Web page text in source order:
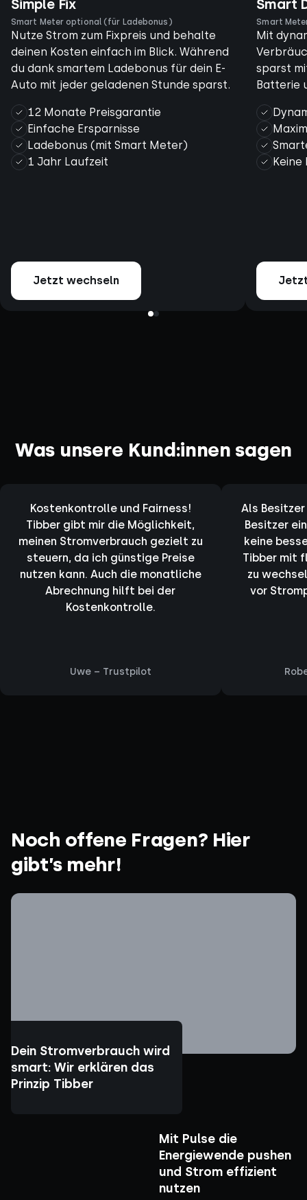
Simple Fix
Smart Meter optional (für Ladebonus)
Nutze Strom zum Fixpreis und behalte
deinen Kosten einfach im Blick. Während
du dank smartem Ladebonus für dein E-
Auto mit jeder geladenen Stunde sparst.
12 Monate Preisgarantie
Einfache Ersparnisse
Ladebonus (mit Smart Meter)
1 Jahr Laufzeit
Jetzt wechseln
Smart
Smart
Mit
sparst
Batterie
Keine
Was unsere Kund:innen sagen
Kostenkontrolle und Fairness!
Tibber gibt mir die Möglichkeit,
meinen Stromverbrauch gezielt zu
steuern, da ich günstige Preise
nutzen kann. Auch die monatliche
Abrechnung hilft bei der
Kostenkontrolle.
Uwe – Trustpilot
Als Besitzer
Besitzer
keine
Tibber mit
zu
vor
Noch offene Fragen? Hier
gibt’s mehr!
Dein Stromverbrauch wird
smart: Wir erklären das
Prinzip Tibber
Mit Pulse die
Energiewende pushen
und Strom effizient
nutzen